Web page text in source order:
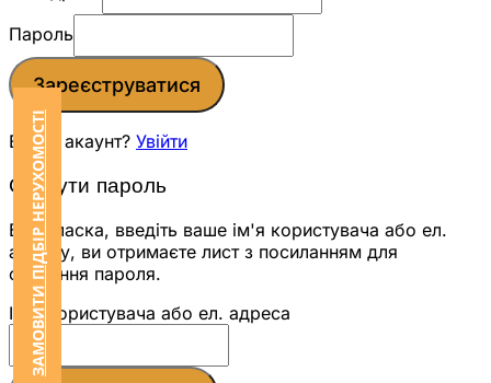
ЗАМОВИТИ ПІДБІР НЕРУХОМОСТІ
Пароль
Зареєструватися
Вже є акаунт? Увійти
Скинути пароль
Будь ласка, введіть ваше ім'я користувача або ел.
адресу, ви отримаєте лист з посиланням для
скидання пароля.
Ім'я користувача або ел. адреса